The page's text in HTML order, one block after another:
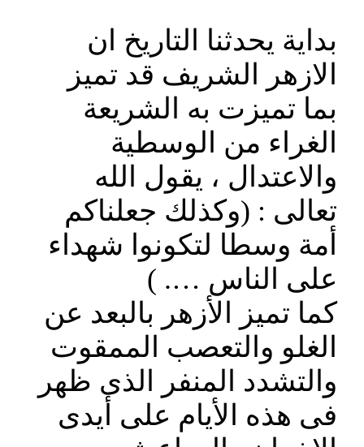
بداية يحدثنا التاريخ ان
الازهر الشريف قد تميز
بما تميزت به الشريعة
الغراء من الوسطية
والاعتدال ، يقول الله
تعالى : (وكذلك جعلناكم
أمة وسطا لتكونوا شهداء
على الناس …. )
كما تميز الأزهر بالبعد عن
الغلو والتعصب الممقوت
والتشدد المنفر الذى ظهر
فى هذه الأيام على أيدى